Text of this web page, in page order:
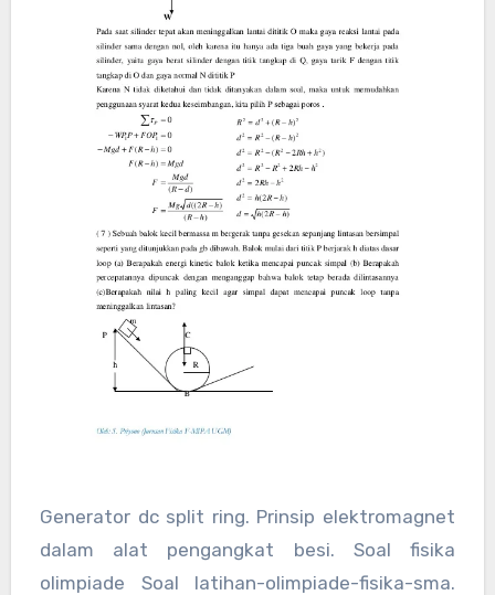
Generator dc split ring. Prinsip elektromagnet
dalam alat pengangkat besi. Soal fisika
olimpiade Soal latihan-olimpiade-fisika-sma.